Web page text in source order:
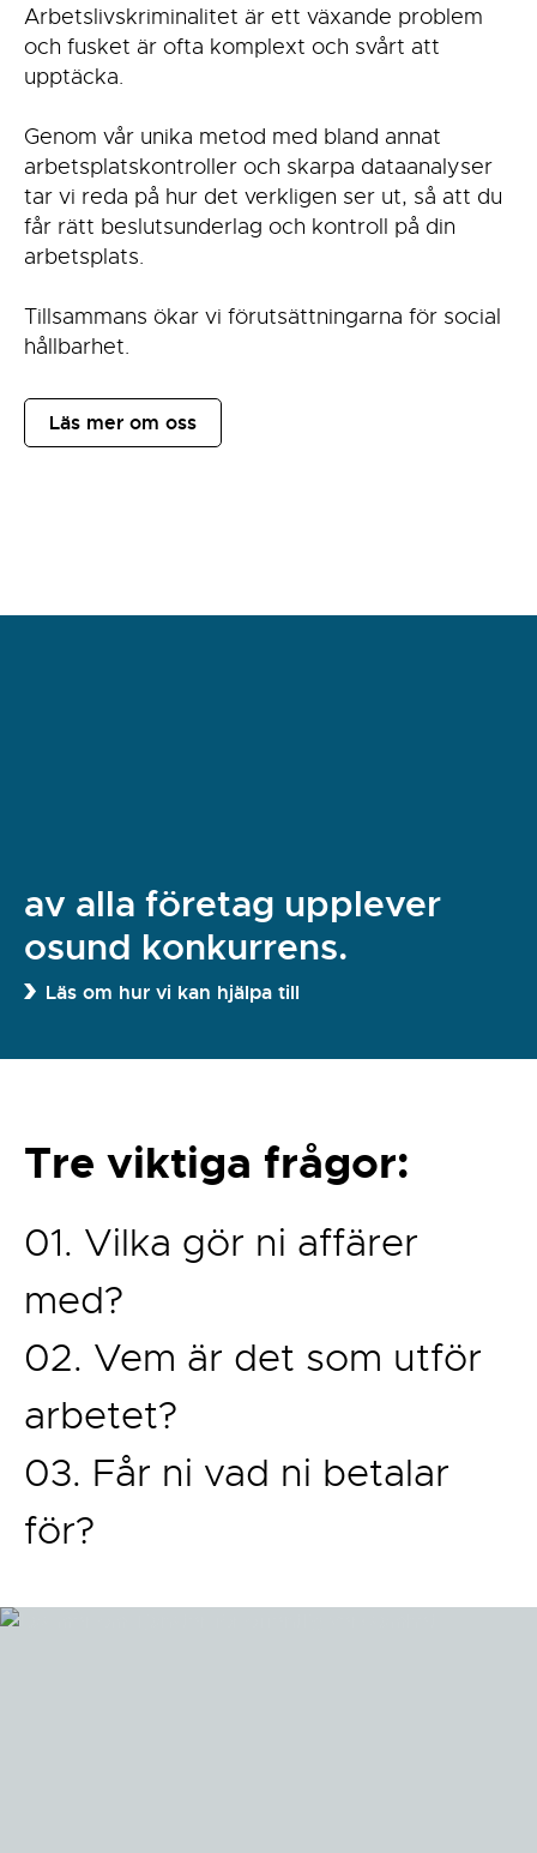
Arbetslivskriminalitet är ett växande problem
och fusket är ofta komplext och svårt att
upptäcka.
Genom vår unika metod med bland annat
arbetsplatskontroller och skarpa dataanalyser
tar vi reda på hur det verkligen ser ut, så att du
får rätt beslutsunderlag och kontroll på din
arbetsplats.
Tillsammans ökar vi förutsättningarna för social
hållbarhet.
Läs mer om oss
av alla företag upplever
osund konkurrens.
Läs om hur vi kan hjälpa till
Tre viktiga frågor:
01. Vilka gör ni affärer
med?
02. Vem är det som utför
arbetet?
03. Får ni vad ni betalar
för?